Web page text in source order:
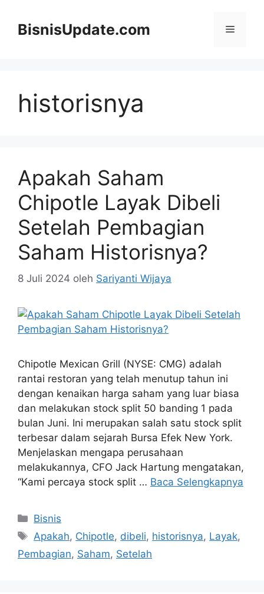
BisnisUpdate.com Menu
historisnya
Apakah Saham
Chipotle Layak Dibeli
Setelah Pembagian
Saham Historisnya?
8 Juli 2024 oleh Sariyanti Wijaya
Chipotle Mexican Grill (NYSE: CMG) adalah
rantai restoran yang telah menutup tahun ini
dengan kenaikan harga saham yang luar biasa
dan melakukan stock split 50 banding 1 pada
bulan Juni. Ini merupakan salah satu stock split
terbesar dalam sejarah Bursa Efek New York.
Menjelaskan mengapa perusahaan
melakukannya, CFO Jack Hartung mengatakan,
“Kami percaya stock split … Baca Selengkapnya
Kategori
Bisnis
Tag
Apakah, Chipotle, dibeli, historisnya, Layak,
Pembagian, Saham, Setelah